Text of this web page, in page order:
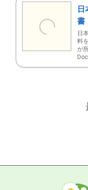
日
書
日
料
が